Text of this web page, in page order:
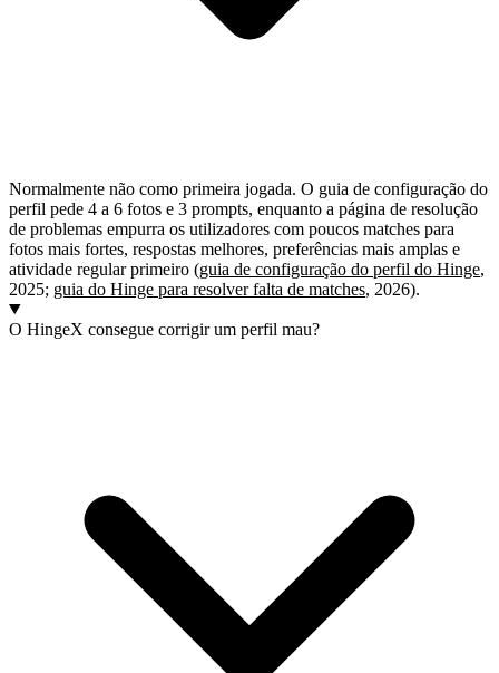
Normalmente não como primeira jogada. O guia de configuração do
perfil pede 4 a 6 fotos e 3 prompts, enquanto a página de resolução
de problemas empurra os utilizadores com poucos matches para
fotos mais fortes, respostas melhores, preferências mais amplas e
atividade regular primeiro (guia de configuração do perfil do Hinge,
2025; guia do Hinge para resolver falta de matches, 2026).
O HingeX consegue corrigir um perfil mau?